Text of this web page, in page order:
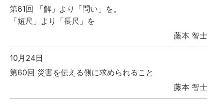
第61回 「解」より「問い」を。
「短尺」より「長尺」を
藤本 智士
10月24日
第60回 災害を伝える側に求められること
藤本 智士